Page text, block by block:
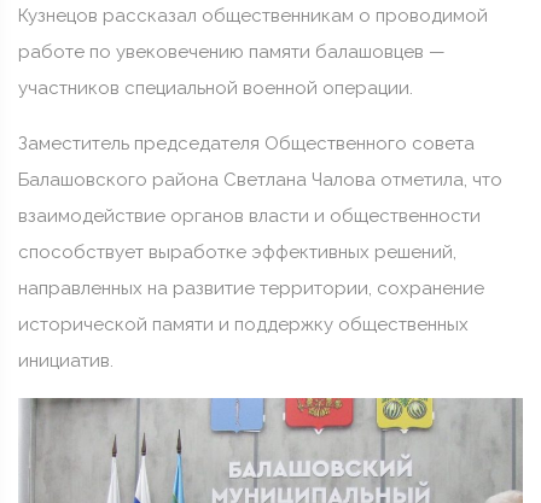
Кузнецов рассказал общественникам о проводимой
работе по увековечению памяти балашовцев —
участников специальной военной операции.
Заместитель председателя Общественного совета
Балашовского района Светлана Чалова отметила, что
взаимодействие органов власти и общественности
способствует выработке эффективных решений,
направленных на развитие территории, сохранение
исторической памяти и поддержку общественных
инициатив.